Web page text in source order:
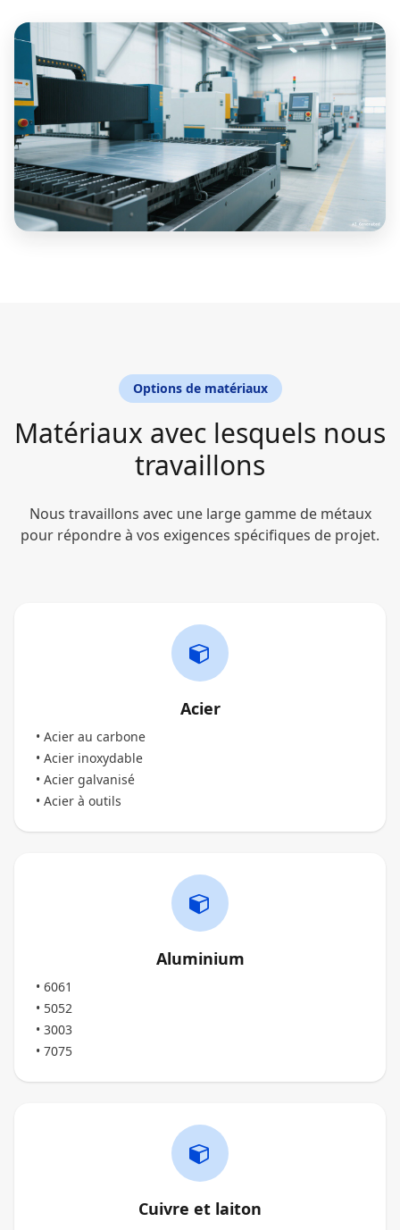
Options de matériaux
Matériaux avec lesquels nous
travaillons
Nous travaillons avec une large gamme de métaux
pour répondre à vos exigences spécifiques de projet.
Acier
• Acier au carbone
• Acier inoxydable
• Acier galvanisé
• Acier à outils
Aluminium
• 6061
• 5052
• 3003
• 7075
Cuivre et laiton